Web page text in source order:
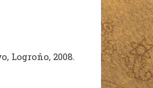
Logroño, 2008.